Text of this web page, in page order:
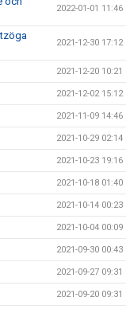
2022-01-01 11:46
2021-12-30 17:12
2021-12-20 10:21
2021-12-02 15:12
2021-11-09 14:46
2021-10-29 02:14
2021-10-23 19:16
2021-10-18 01:40
2021-10-14 00:23
2021-10-04 00:09
2021-09-30 00:43
2021-09-27 09:31
2021-09-20 09:31